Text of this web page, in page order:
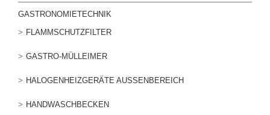
GASTRONOMIETECHNIK
FLAMMSCHUTZFILTER
GASTRO-MÜLLEIMER
HALOGENHEIZGERÄTE AUSSENBEREICH
HANDWASCHBECKEN